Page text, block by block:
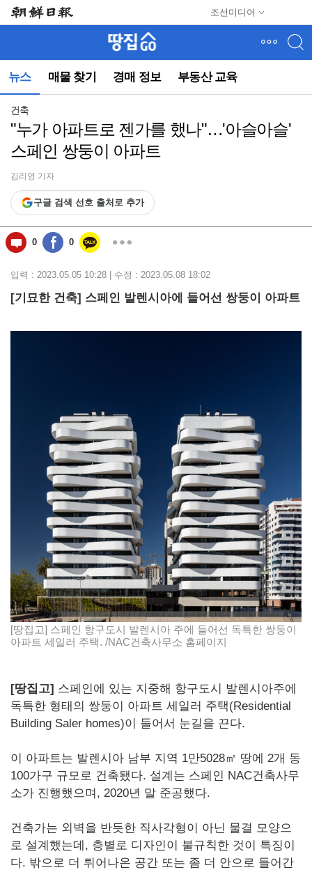
조선미디어
뉴스 매물 찾기 경매 정보 부동산 교육
뉴
(컨
동)
건축
"누가 아파트로 젠가를 했나"…'아슬아슬'
스페인 쌍둥이 아파트
김리영 기자
구글 검색 선호 출처로 추가
0 0
입력 : 2023.05.05 10:28 | 수정 : 2023.05.08 18:02
[기묘한 건축] 스페인 발렌시아에 들어선 쌍둥이 아파트
[땅집고] 스페인 항구도시 발렌시아 주에 들어선 독특한 쌍둥이
아파트 세일러 주택. /NAC건축사무소 홈페이지
[땅집고] 스페인에 있는 지중해 항구도시 발렌시아주에
독특한 형태의 쌍둥이 아파트 세일러 주택(Residential
Building Saler homes)이 들어서 눈길을 끈다.
이 아파트는 발렌시아 남부 지역 1만5028㎡ 땅에 2개 동
100가구 규모로 건축됐다. 설계는 스페인 NAC건축사무
소가 진행했으며, 2020년 말 준공했다.
건축가는 외벽을 반듯한 직사각형이 아닌 물결 모양으
로 설계했는데, 층별로 디자인이 불규칙한 것이 특징이
다. 밖으로 더 튀어나온 공간 또는 좀 더 안으로 들어간